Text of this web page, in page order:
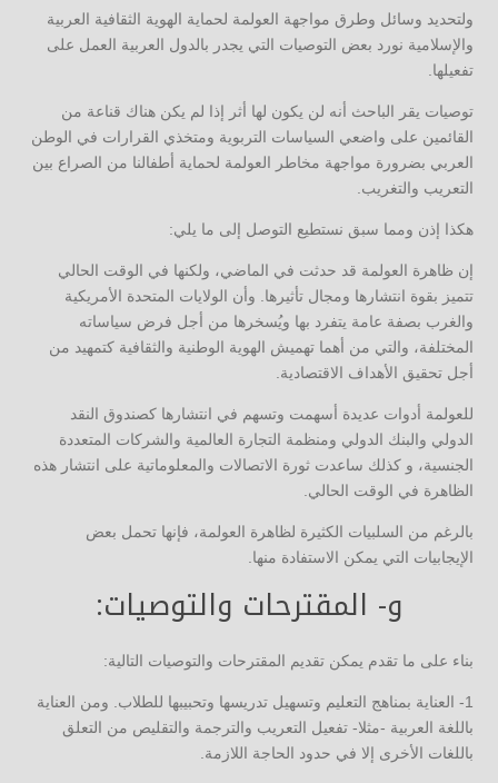
ولتحديد وسائل وطرق مواجهة العولمة لحماية الهوية الثقافية العربية
والإسلامية نورد بعض التوصيات التي يجدر بالدول العربية العمل على
تفعيلها.
توصيات يقر الباحث أنه لن يكون لها أثر إذا لم يكن هناك قناعة من
القائمين على واضعي السياسات التربوية ومتخذي القرارات في الوطن
العربي بضرورة مواجهة مخاطر العولمة لحماية أطفالنا من الصراع بين
التعريب والتغريب.
هكذا إذن ومما سبق نستطيع التوصل إلى ما يلي:
إن ظاهرة العولمة قد حدثت في الماضي، ولكنها في الوقت الحالي
تتميز بقوة انتشارها ومجال تأثيرها. وأن الولايات المتحدة الأمريكية
والغرب بصفة عامة يتفرد بها ويُسخرها من أجل فرض سياساته
المختلفة، والتي من أهما تهميش الهوية الوطنية والثقافية كتمهيد من
أجل تحقيق الأهداف الاقتصادية.
للعولمة أدوات عديدة أسهمت وتسهم في انتشارها كصندوق النقد
الدولي والبنك الدولي ومنظمة التجارة العالمية والشركات المتعددة
الجنسية، و كذلك ساعدت ثورة الاتصالات والمعلوماتية على انتشار هذه
الظاهرة في الوقت الحالي.
بالرغم من السلبيات الكثيرة لظاهرة العولمة، فإنها تحمل بعض
الإيجابيات التي يمكن الاستفادة منها.
و- المقترحات والتوصيات:
بناء على ما تقدم يمكن تقديم المقترحات والتوصيات التالية:
1- العناية بمناهج التعليم وتسهيل تدريسها وتحبيبها للطلاب. ومن العناية
باللغة العربية -مثلا- تفعيل التعريب والترجمة والتقليص من التعلق
باللغات الأخرى إلا في حدود الحاجة اللازمة.